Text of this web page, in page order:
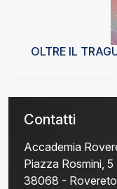
OLTRE IL
Contatti
Accademia
Piazza Rosmini, 5
38068 -